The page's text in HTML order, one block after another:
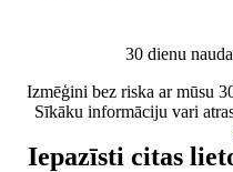
30 dienu
Izmēģini bez riska ar mūsu
Sīkāku informāciju vari
Iepazīsti citas